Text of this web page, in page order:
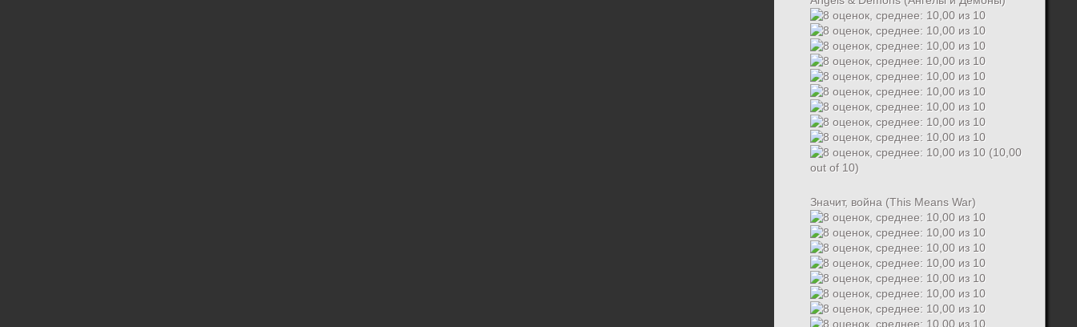
(10,00
out of 10)
Значит, война (This Means War)